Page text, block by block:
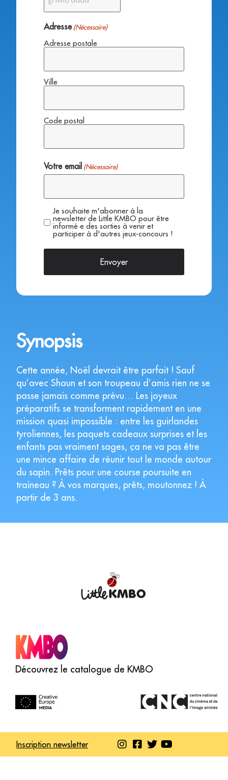
Adresse (Nécessaire)
Adresse postale
Ville
Code postal
Votre email (Nécessaire)
Réglement
Je souhaite m'abonner à la
newsletter de Little KMBO pour être
informé·e des sorties à venir et
participer à d'autres jeux-concours !
Synopsis
Cette année, Noël devrait être parfait ! Sauf
qu’avec Shaun et son troupeau d’amis rien ne se
passe jamais comme prévu… Les joyeux
préparatifs se transforment rapidement en une
mission quasi impossible : entre les guirlandes
tyroliennes, les paquets cadeaux surprises et les
enfants pas vraiment sages, ça ne va pas être
une mince affaire de réunir tout le monde autour
du sapin. Prêts pour une course poursuite en
traineau ? À vos marques, prêts, moutonnez ! À
partir de 3 ans.
Découvrez le catalogue de KMBO
Inscription newsletter